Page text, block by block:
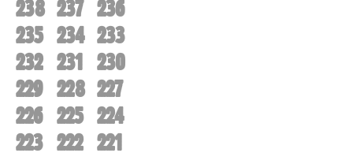
238 237 236
235 234 233
232 231 230
229 228 227
226 225 224
223 222 221